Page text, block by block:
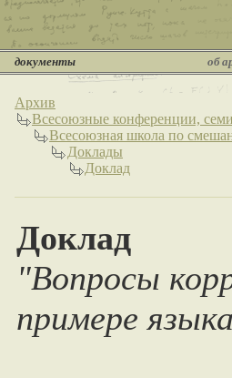
документы об
Архив
Всесоюзные конференции,
Всесоюзная школа по
Доклады
Доклад
Доклад
"Вопросы
примере